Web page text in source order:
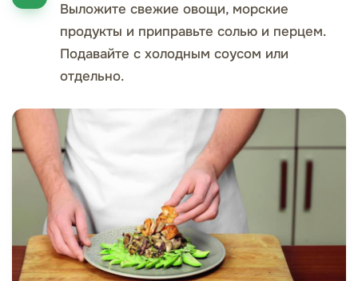
Выложите свежие овощи, морские
продукты и приправьте солью и перцем.
Подавайте с холодным соусом или
отдельно.